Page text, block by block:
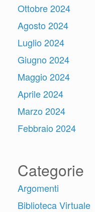
Ottobre 2024
Agosto 2024
Luglio 2024
Giugno 2024
Maggio 2024
Aprile 2024
Marzo 2024
Febbraio 2024
Categorie
Argomenti
Biblioteca Virtuale